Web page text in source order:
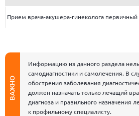
Прием врача-акушера-гинеколога первичный
ВАЖНО
Информацию из данного раздела
самодиагностики и самолечения. В
обострения заболевания
должен назначать только лечащий
диагноза и правильного назначения
к профильному специалисту.